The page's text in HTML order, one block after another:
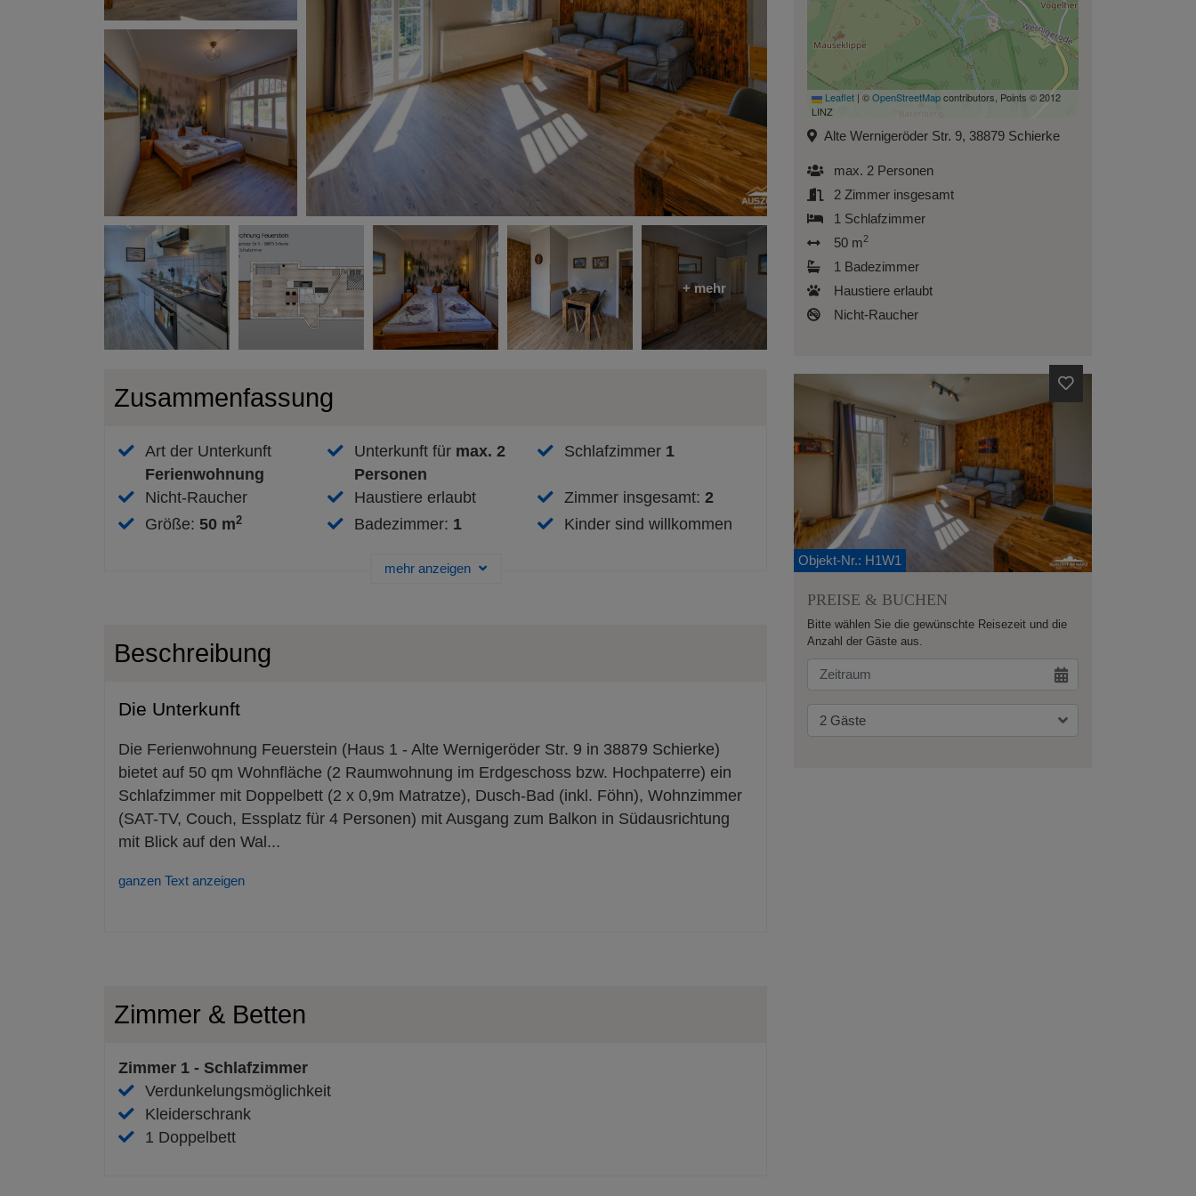
Zusammenfassung
Art der Unterkunft
Ferienwohnung
Unterkunft für max. 2
Personen
Schlafzimmer 1
Nicht-Raucher Haustiere erlaubt Zimmer insgesamt: 2
Größe: 50 m2 Badezimmer: 1 Kinder sind willkommen
mehr anzeigen
Beschreibung
Die Unterkunft
Die Ferienwohnung Feuerstein (Haus 1 - Alte Wernigeröder Str. 9 in 38879 Schierke)
bietet auf 50 qm Wohnfläche (2 Raumwohnung im Erdgeschoss bzw. Hochpaterre) ein
Schlafzimmer mit Doppelbett (2 x 0,9m Matratze), Dusch-Bad (inkl. Föhn), Wohnzimmer
(SAT-TV, Couch, Essplatz für 4 Personen) mit Ausgang zum Balkon in Südausrichtung
mit Blick auf den Wal...
ganzen Text anzeigen
Zimmer & Betten
Zimmer 1 - Schlafzimmer
Verdunkelungsmöglichkeit
Kleiderschrank
1 Doppelbett
Leaflet | ©OpenStreetMapcontributors, Points © 2012
LINZ
Alte Wernigeröder Str. 9, 38879 Schierke
max. 2 Personen
2 Zimmer insgesamt
1 Schlafzimmer
50 m2
1 Badezimmer
Haustiere erlaubt
Nicht-Raucher
Objekt-Nr.: H1W1
PREISE & BUCHEN
Bitte wählen Sie die gewünschte Reisezeit und die
Anzahl der Gäste aus.